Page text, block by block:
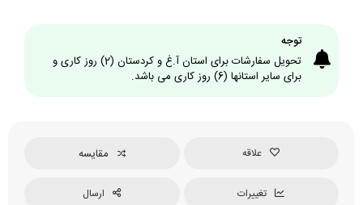
توجه
تحویل سفارشات برای استان آ.غ و کردستان (2) روز کاری و
برای سایر استانها (6) روز کاری می باشد.
علاقه مقایسه
تغییرات ارسال